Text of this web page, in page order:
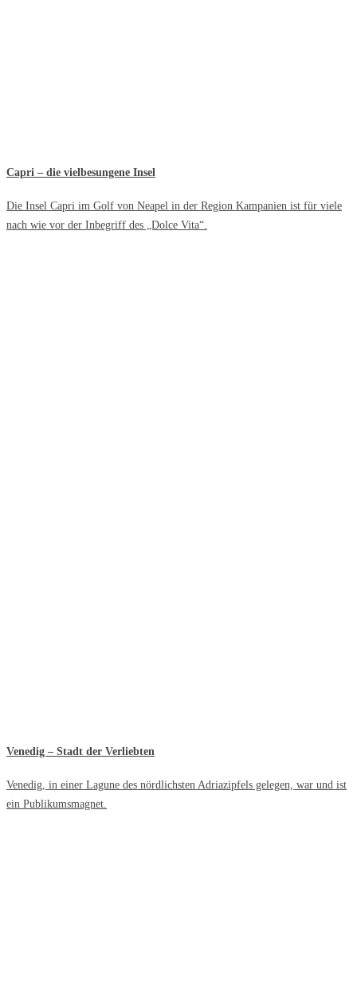
Capri – die vielbesungene Insel
Die Insel Capri im Golf von Neapel in der Region Kampanien ist für viele
nach wie vor der Inbegriff des „Dolce Vita“.
Venedig – Stadt der Verliebten
Venedig, in einer Lagune des nördlichsten Adriazipfels gelegen, war und ist
ein Publikumsmagnet.